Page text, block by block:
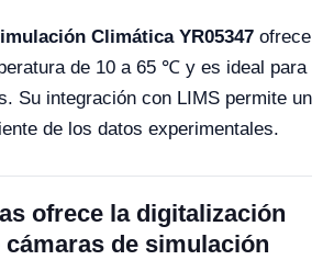
Climática YR05347 ofrece
de 10 a 65 ℃ y es ideal para
Su integración con LIMS permite un
de los datos experimentales.
ofrece la digitalización
cámaras de simulación